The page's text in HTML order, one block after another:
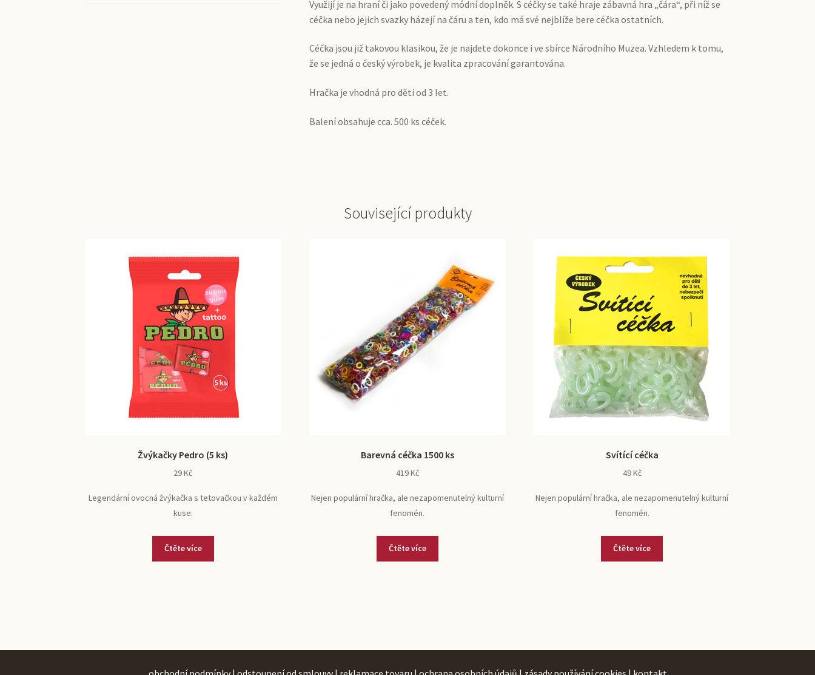
Využijí je na hraní či jako povedený módní doplněk. S céčky se také hraje zábavná hra „čára“, při níž se
céčka nebo jejich svazky házejí na čáru a ten, kdo má své nejblíže bere céčka ostatních.
Céčka jsou již takovou klasikou, že je najdete dokonce i ve sbírce Národního Muzea. Vzhledem k tomu,
že se jedná o český výrobek, je kvalita zpracování garantována.
Hračka je vhodná pro děti od 3 let.
Balení obsahuje cca. 500 ks céček.
Související produkty
Žvýkačky Pedro (5 ks)
29Kč
Legendární ovocná žvýkačka s tetovačkou v každém
kuse.
Čtěte více
Barevná céčka 1500 ks
419Kč
Nejen populární hračka, ale nezapomenutelný kulturní
fenomén.
Čtěte více
Svítící céčka
49Kč
Nejen populární hračka, ale nezapomenutelný kulturní
fenomén.
Čtěte více